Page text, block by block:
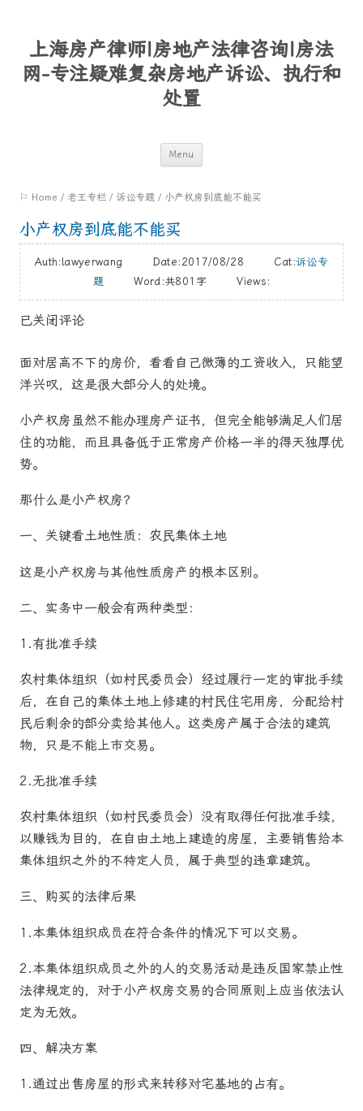
上海房产律师|房地产法律咨询|房法
网-专注疑难复杂房地产诉讼、执行和
处置
Menu
content
⚐ Home / 老王专栏 / 诉讼专题 / 小产权房到底能不能买
小产权房到底能不能买
Auth:lawyerwang Date:2017/08/28 Cat:诉讼专
题 Word:共801字Views:
已关闭评论
面对居高不下的房价，看看自己微薄的工资收入，只能望
洋兴叹，这是很大部分人的处境。
小产权房虽然不能办理房产证书，但完全能够满足人们居
住的功能，而且具备低于正常房产价格一半的得天独厚优
势。
那什么是小产权房？
一、关键看土地性质：农民集体土地
这是小产权房与其他性质房产的根本区别。
二、实务中一般会有两种类型：
1.有批准手续
农村集体组织（如村民委员会）经过履行一定的审批手续
后，在自己的集体土地上修建的村民住宅用房，分配给村
民后剩余的部分卖给其他人。这类房产属于合法的建筑
物，只是不能上市交易。
2.无批准手续
农村集体组织（如村民委员会）没有取得任何批准手续，
以赚钱为目的，在自由土地上建造的房屋，主要销售给本
集体组织之外的不特定人员，属于典型的违章建筑。
三、购买的法律后果
1.本集体组织成员在符合条件的情况下可以交易。
2.本集体组织成员之外的人的交易活动是违反国家禁止性
法律规定的，对于小产权房交易的合同原则上应当依法认
定为无效。
四、解决方案
1.通过出售房屋的形式来转移对宅基地的占有。